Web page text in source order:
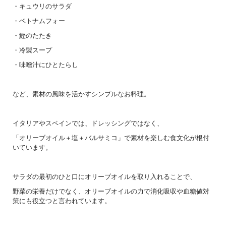
・キュウリのサラダ
・ベトナムフォー
・鰹のたたき
・冷製スープ
・味噌汁にひとたらし
など、素材の風味を活かすシンプルなお料理。
イタリアやスペインでは、ドレッシングではなく、
「オリーブオイル＋塩＋バルサミコ」で素材を楽しむ食文化が根付
いています。
サラダの最初のひと口にオリーブオイルを取り入れることで、
野菜の栄養だけでなく、オリーブオイルの力で消化吸収や血糖値対
策にも役立つと言われています。